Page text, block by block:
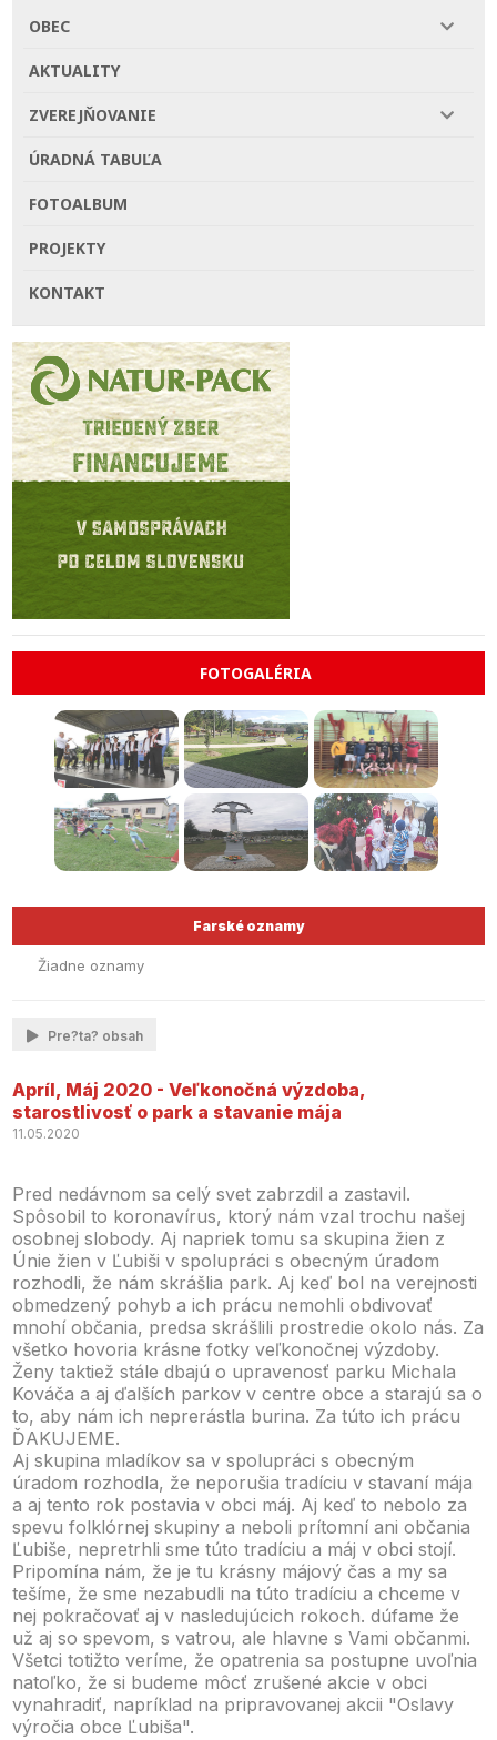
OBEC
AKTUALITY
ZVEREJŇOVANIE
ÚRADNÁ TABUĽA
FOTOALBUM
PROJEKTY
KONTAKT
FOTOGALÉRIA
Farské oznamy
Žiadne oznamy
Pre?ta? obsah
Apríl, Máj 2020 - Veľkonočná výzdoba,
starostlivosť o park a stavanie mája
11.05.2020
Pred nedávnom sa celý svet zabrzdil a zastavil.
Spôsobil to koronavírus, ktorý nám vzal trochu našej
osobnej slobody. Aj napriek tomu sa skupina žien z
Únie žien v Ľubiši v spolupráci s obecným úradom
rozhodli, že nám skrášlia park. Aj keď bol na verejnosti
obmedzený pohyb a ich prácu nemohli obdivovať
mnohí občania, predsa skrášlili prostredie okolo nás. Za
všetko hovoria krásne fotky veľkonočnej výzdoby.
Ženy taktiež stále dbajú o upravenosť parku Michala
Kováča a aj ďalších parkov v centre obce a starajú sa o
to, aby nám ich neprerástla burina. Za túto ich prácu
ĎAKUJEME.
Aj skupina mladíkov sa v spolupráci s obecným
úradom rozhodla, že neporušia tradíciu v stavaní mája
a aj tento rok postavia v obci máj. Aj keď to nebolo za
spevu folklórnej skupiny a neboli prítomní ani občania
Ľubiše, nepretrhli sme túto tradíciu a máj v obci stojí.
Pripomína nám, že je tu krásny májový čas a my sa
tešíme, že sme nezabudli na túto tradíciu a chceme v
nej pokračovať aj v nasledujúcich rokoch. dúfame že
už aj so spevom, s vatrou, ale hlavne s Vami občanmi.
Všetci totižto veríme, že opatrenia sa postupne uvoľnia
natoľko, že si budeme môcť zrušené akcie v obci
vynahradiť, napríklad na pripravovanej akcii "Oslavy
výročia obce Ľubiša".